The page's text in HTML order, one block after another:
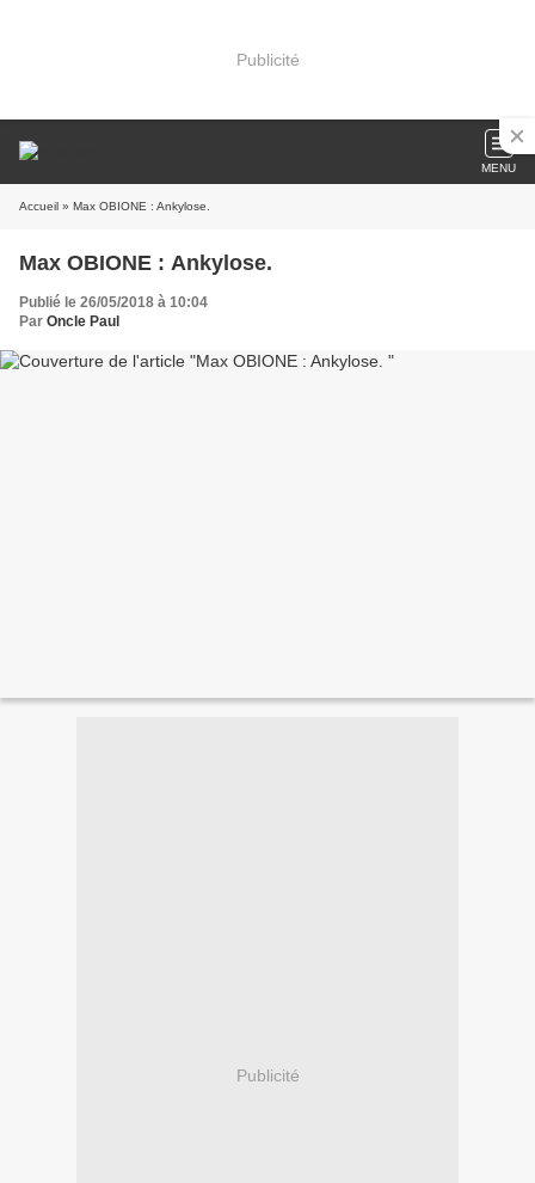
Publicité
MENU
Accueil » Max OBIONE : Ankylose.
Max OBIONE : Ankylose.
Publié le 26/05/2018 à 10:04
Par Oncle Paul
Publicité